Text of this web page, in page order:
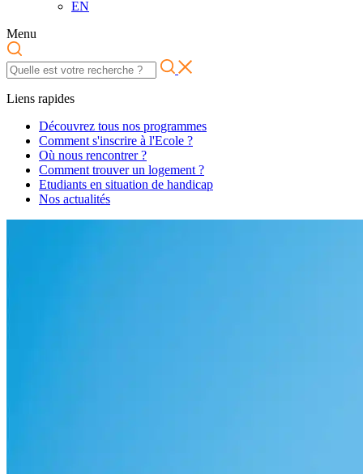
EN
Menu
Liens rapides
Découvrez tous nos programmes
Comment s'inscrire à l'Ecole ?
Où nous rencontrer ?
Comment trouver un logement ?
Etudiants en situation de handicap
Nos actualités